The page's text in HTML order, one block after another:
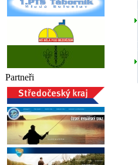
Partneři